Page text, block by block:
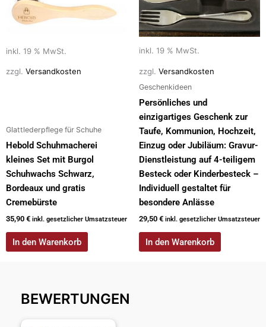
inkl. 19 % MwSt.
zzgl. Versandkosten
Glattlederpflege für Schuhe
Hebold Schuhmacherei
kleines Set mit Burgol
Schuhwachs Schwarz,
Bordeaux und gratis
Cremebürste
35,90 € inkl. gesetzlicher Umsatzsteuer
In den Warenkorb
inkl. 19 % MwSt.
zzgl. Versandkosten
Geschenkideen
Persönliches und
einzigartiges Geschenk zur
Taufe, Kommunion, Hochzeit,
Einzug oder Jubiläum: Gravur-
Dienstleistung auf 4-teiligem
Besteck oder Kinderbesteck –
Individuell gestaltet für
besondere Anlässe
29,50 € inkl. gesetzlicher Umsatzsteuer
In den Warenkorb
BEWERTUNGEN